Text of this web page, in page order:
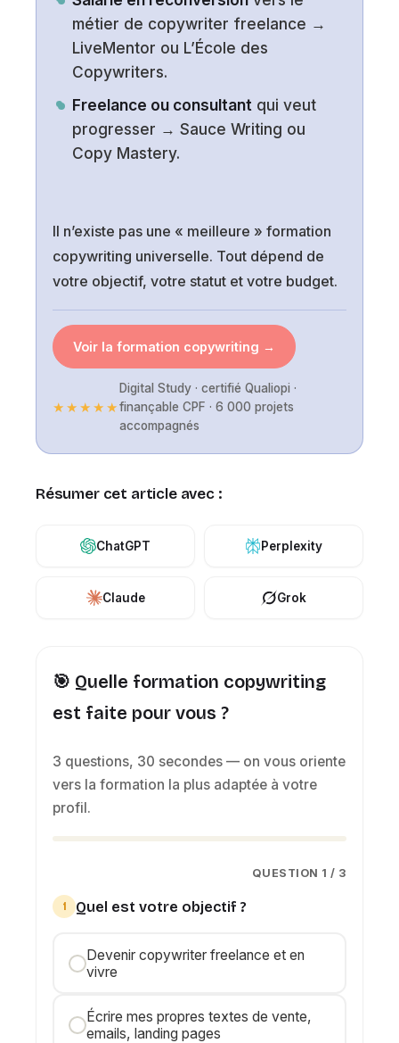
métier de copywriter freelance →
LiveMentor ou L’École des
Copywriters.
Freelance ou consultant qui veut
progresser → Sauce Writing ou
Copy Mastery.
Il n’existe pas une « meilleure » formation
copywriting universelle. Tout dépend de
votre objectif, votre statut et votre budget.
Voir la formation copywriting →
★★★★★
Digital Study · certifié Qualiopi ·
finançable CPF · 6 000 projets
accompagnés
Résumer cet article avec :
ChatGPT Perplexity
Claude Grok
🎯 Quelle formation copywriting
est faite pour vous ?
3 questions, 30 secondes — on vous oriente
vers la formation la plus adaptée à votre
profil.
QUESTION 1 / 3
1 Quel est votre objectif ?
Devenir copywriter freelance et en
vivre
Écrire mes propres textes de vente,
emails, landing pages